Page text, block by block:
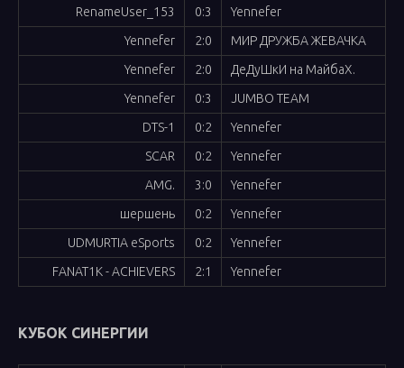
RenameUser_153
0:3
Yennefer
Yennefer
2:0
МИР ДРУЖБА ЖЕВАЧКА
Yennefer
2:0
ДеДуШкИ на МайбаХ.
Yennefer
0:3
JUMBO TEAM
DTS-1
0:2
Yennefer
SCAR
0:2
Yennefer
AMG.
3:0
Yennefer
шершень
0:2
Yennefer
UDMURTIA eSports
0:2
Yennefer
FANAT1K - ACHIEVERS
2:1 Yennefer
КУБОК СИНЕРГИИ